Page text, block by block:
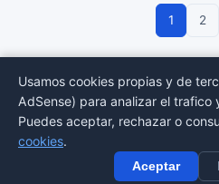
1 2
© 2026 BORMEDirectorio — Datos
Provincias
Usamos cookies propias y de
AdSense) para analizar el trafico
Puedes aceptar, rechazar o
cookies.
Aceptar